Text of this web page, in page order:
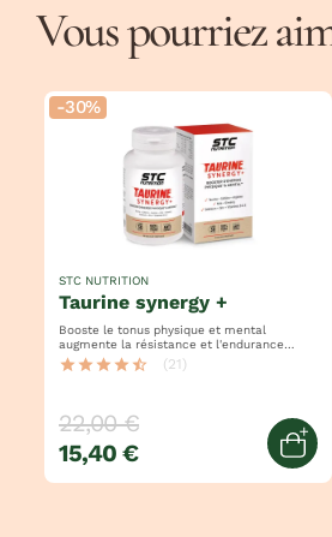
Vous pourriez
au panier
-30%
taurine synergy +
STC NUTRITION
Booste le tonus physique et mental
augmente la résistance et l'endurance
performances surdynamisées !
star star star star star_half (21)
22,00 €
15,40 €